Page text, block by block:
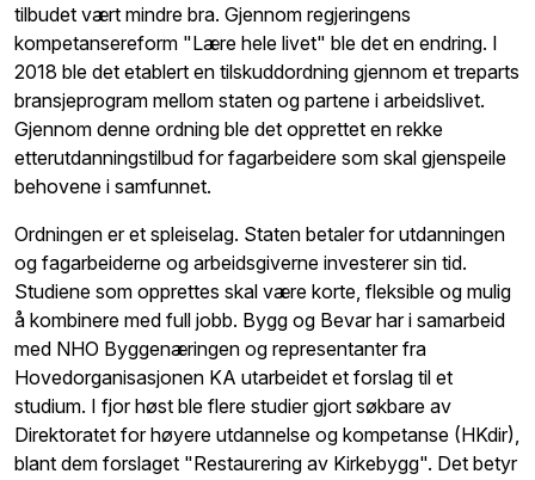
tilbudet vært mindre bra. Gjennom regjeringens
kompetansereform "Lære hele livet" ble det en endring. I
2018 ble det etablert en tilskuddordning gjennom et treparts
bransjeprogram mellom staten og partene i arbeidslivet.
Gjennom denne ordning ble det opprettet en rekke
etterutdanningstilbud for fagarbeidere som skal gjenspeile
behovene i samfunnet.
Ordningen er et spleiselag. Staten betaler for utdanningen
og fagarbeiderne og arbeidsgiverne investerer sin tid.
Studiene som opprettes skal være korte, fleksible og mulig
å kombinere med full jobb. Bygg og Bevar har i samarbeid
med NHO Byggenæringen og representanter fra
Hovedorganisasjonen KA utarbeidet et forslag til et
studium. I fjor høst ble flere studier gjort søkbare av
Direktoratet for høyere utdannelse og kompetanse (HKdir),
blant dem forslaget "Restaurering av Kirkebygg". Det betyr